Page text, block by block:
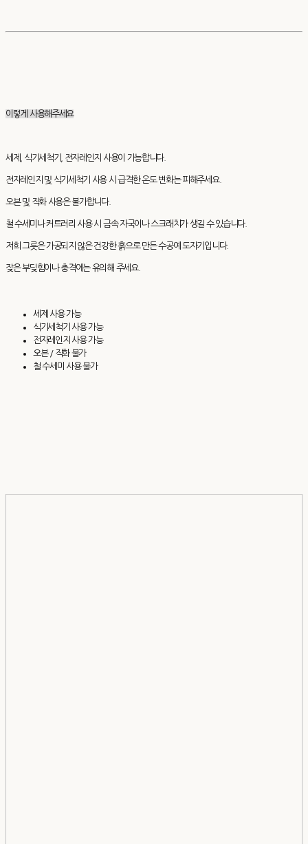
이렇게 사용해주세요
세제, 식기세척기, 전자레인지 사용이 가능합니다.
전자레인지 및 식기세척기 사용 시 급격한 온도 변화는 피해주세요.
오븐 및 직화 사용은 불가합니다.
철 수세미나 커트러리 사용 시 금속 자국이나 스크래치가 생길 수 있습니다.
저희 그릇은 가공되지 않은 건강한 흙으로 만든 수공예 도자기입니다.
잦은 부딪힘이나 충격에는 유의해 주세요.
세제 사용 가능
식기세척기 사용 가능
전자레인지 사용 가능
오븐 / 직화 불가
철 수세미 사용 불가